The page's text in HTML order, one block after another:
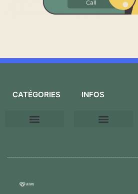
CATÉGORIES INFOS